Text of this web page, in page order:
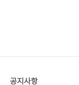
공지사항